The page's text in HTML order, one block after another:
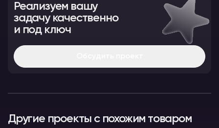
Реализуем вашу
задачу качественно
и под ключ
Другие проекты с похожим товаром